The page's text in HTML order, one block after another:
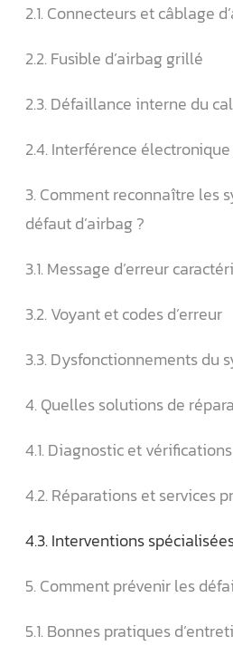
2.1. Connecteurs et câblage
2.2. Fusible d’airbag grillé
2.3. Défaillance interne du
2.4. Interférence
3. Comment reconnaître les
défaut d’airbag ?
3.1. Message d’erreur
3.2. Voyant et codes d’erreur
3.3. Dysfonctionnements du
4. Quelles solutions de
4.1. Diagnostic et
4.2. Réparations et services
4.3. Interventions
5. Comment prévenir les
5.1. Bonnes pratiques